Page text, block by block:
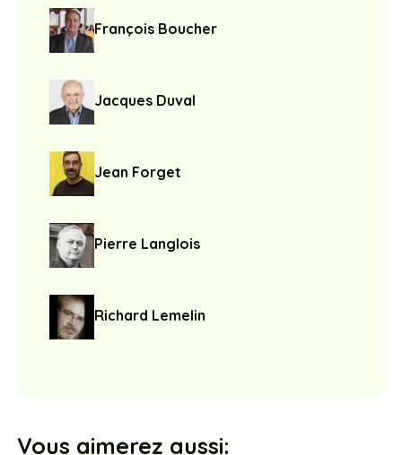
François Boucher
Jacques Duval
Jean Forget
Pierre Langlois
Richard Lemelin
Vous aimerez aussi: